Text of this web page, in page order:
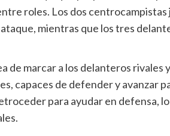
roles. Los dos centrocampistas
mientras que los tres
de marcar a los delanteros rivales
capaces de defender y avanzar
para ayudar en defensa,